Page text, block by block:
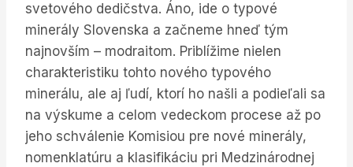
svetového dedičstva. Áno, ide o typové
minerály Slovenska a začneme hneď tým
najnovším – modraitom. Priblížime nielen
charakteristiku tohto nového typového
minerálu, ale aj ľudí, ktorí ho našli a podieľali sa
na výskume a celom vedeckom procese až po
jeho schválenie Komisiou pre nové minerály,
nomenklatúru a klasifikáciu pri Medzinárodnej